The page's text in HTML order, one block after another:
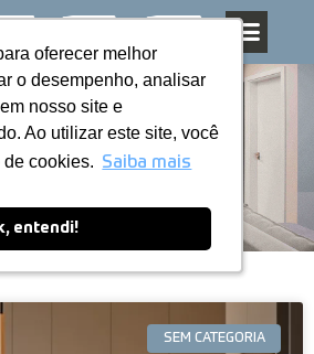
oferecer melhor
o desempenho, analisar
nosso site e
Ao utilizar este site, você
cookies. Saiba mais
entendi!
oferecer melhor
o desempenho, analisar
nosso site e
Ao utilizar este site, você
cookies. Saiba mais
entendi!
Blog
SEM CATEGORIA